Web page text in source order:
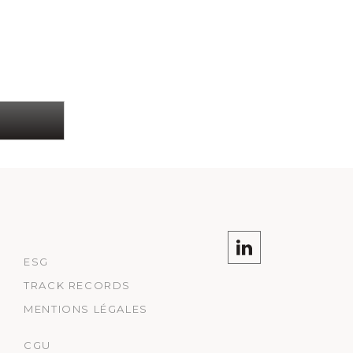
ESG
TRACK RECORDS
MENTIONS LÉGALES
CGU